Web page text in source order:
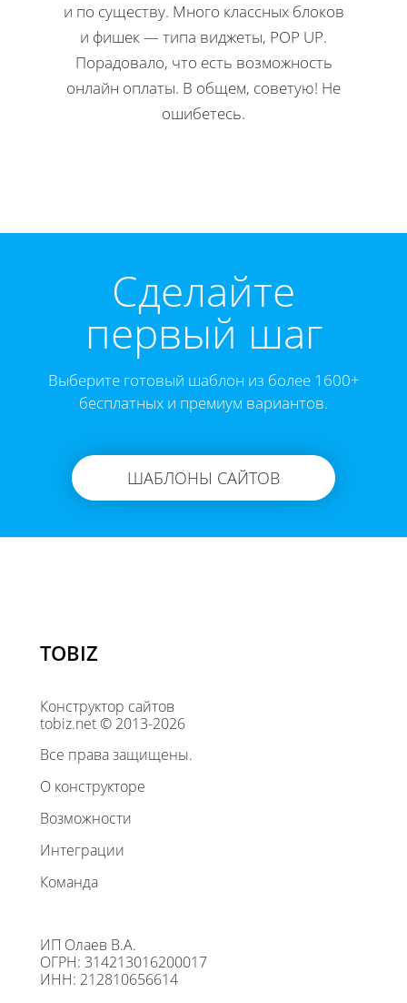
и по существу. Много классных блоков
и фишек — типа виджеты, POP UP.
Порадовало, что есть возможность
онлайн оплаты. В общем, советую! Не
ошибетесь.
Cделайте
первый шаг
Выберите готовый шаблон из более 1600+
бесплатных и премиум вариантов.
ШАБЛОНЫ САЙТОВ
TOBIZ
Конструктор сайтов
tobiz.net © 2013-2026
Все права защищены.
О конструкторе
Возможности
Интеграции
Команда
ИП Олаев В.А.
ОГРН: 314213016200017
ИНН: 212810656614